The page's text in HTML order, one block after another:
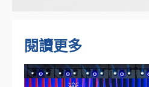
閱讀更多